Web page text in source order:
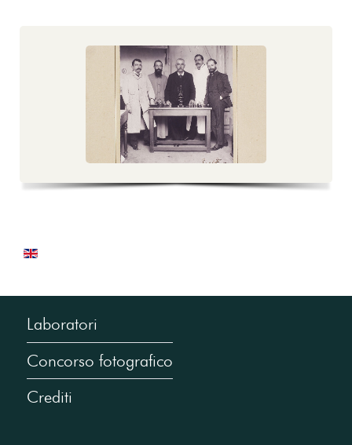
Laboratori
Concorso fotografico
Crediti